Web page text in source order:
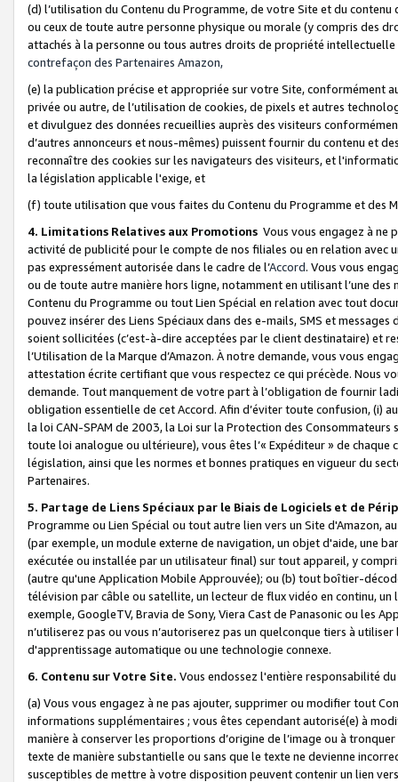
(d) l’utilisation du Contenu du Programme, de votre Site et du
ou ceux de toute autre personne physique ou morale (y compris des
attachés à la personne ou tous autres droits de propriété
contrefaçon des Partenaires Amazon,
(e) la publication précise et appropriée sur votre Site, conformément
privée ou autre, de l’utilisation de cookies, de pixels et autres
et divulguez des données recueillies auprès des visiteurs
d’autres annonceurs et nous-mêmes) puissent fournir du contenu et
reconnaître des cookies sur les navigateurs des visiteurs, et
la législation applicable l'exige, et
(f) toute utilisation que vous faites du Contenu du Programme et des
4. Limitations Relatives aux Promotions Vous vous engagez à ne
activité de publicité pour le compte de nos filiales ou en relation avec
pas expressément autorisée dans le cadre de l’Accord. Vous vous
ou de toute autre manière hors ligne, notamment en utilisant l’une
Contenu du Programme ou tout Lien Spécial en relation avec tout
pouvez insérer des Liens Spéciaux dans des e-mails, SMS et
soient sollicitées (c’est-à-dire acceptées par le client destinataire) et
l’Utilisation de la Marque d’Amazon. À notre demande, vous vous
attestation écrite certifiant que vous respectez ce qui précède. Nous
demande. Tout manquement de votre part à l’obligation de fournir
obligation essentielle de cet Accord. Afin d’éviter toute confusion, (i)
la loi CAN-SPAM de 2003, la Loi sur la Protection des
toute loi analogue ou ultérieure), vous êtes l’« Expéditeur » de
législation, ainsi que les normes et bonnes pratiques en vigueur du
Partenaires.
5. Partage de Liens Spéciaux par le Biais de Logiciels et de
Programme ou Lien Spécial ou tout autre lien vers un Site d'Amazon,
(par exemple, un module externe de navigation, un objet d'aide, une
exécutée ou installée par un utilisateur final) sur tout appareil, y
(autre qu'une Application Mobile Approuvée); ou (b) tout boîtier-
télévision par câble ou satellite, un lecteur de flux vidéo en continu,
exemple, GoogleTV, Bravia de Sony, Viera Cast de Panasonic ou les
n’utiliserez pas ou vous n’autoriserez pas un quelconque tiers à
d'apprentissage automatique ou une technologie connexe.
6. Contenu sur Votre Site. Vous endossez l'entière responsabilité
(a) Vous vous engagez à ne pas ajouter, supprimer ou modifier tout
informations supplémentaires ; vous êtes cependant autorisé(e) à
manière à conserver les proportions d’origine de l’image ou à
texte de manière substantielle ou sans que le texte ne devienne
susceptibles de mettre à votre disposition peuvent contenir un lien